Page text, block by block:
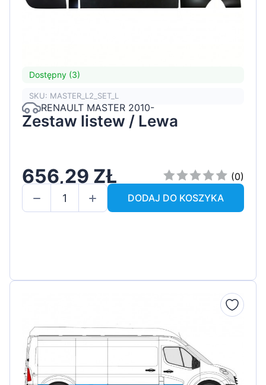
Dostępny (3)
SKU: MASTER_L2_SET_L
RENAULT MASTER 2010-
Zestaw listew / Lewa
656,29 ZŁ
(0)
DODAJ DO KOSZYKA